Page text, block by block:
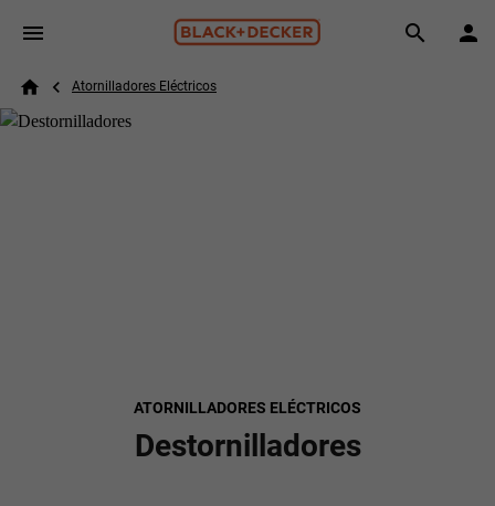
Skip to main content
Search
Breadcrumb
Atornilladores Eléctricos
ATORNILLADORES ELÉCTRICOS
Destornilladores